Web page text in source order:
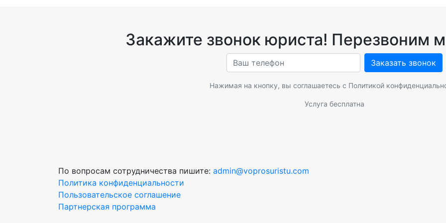
Закажите звонок юриста! Перезвоним
Заказать звонок
Нажимая на кнопку, вы соглашаетесь с Политикой
Услуга бесплатна
По вопросам сотрудничества пишите: admin@voprosuristu.com
Политика конфиденциальности
Пользовательское соглашение
Партнерская программа